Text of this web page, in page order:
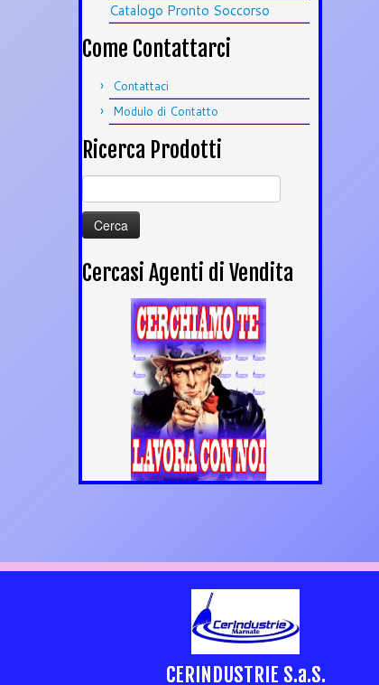
Catalogo Pronto Soccorso
Come Contattarci
Contattaci
Modulo di Contatto
Ricerca Prodotti
per:
Cercasi Agenti di Vendita
CERINDUSTRIE S.a.S.